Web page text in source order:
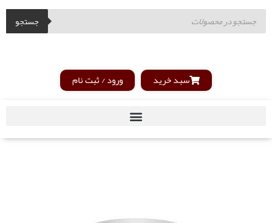
جستجو
سبد خرید ورود / ثبت نام